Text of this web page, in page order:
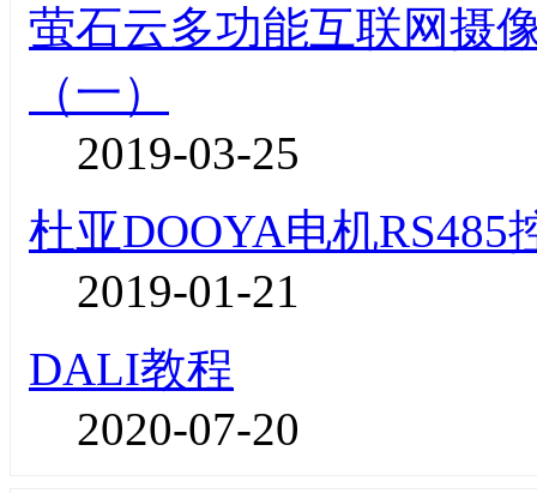
萤石云多功能互联网摄
（一）
2019-03-25
杜亚DOOYA电机RS485
2019-01-21
DALI教程
2020-07-20